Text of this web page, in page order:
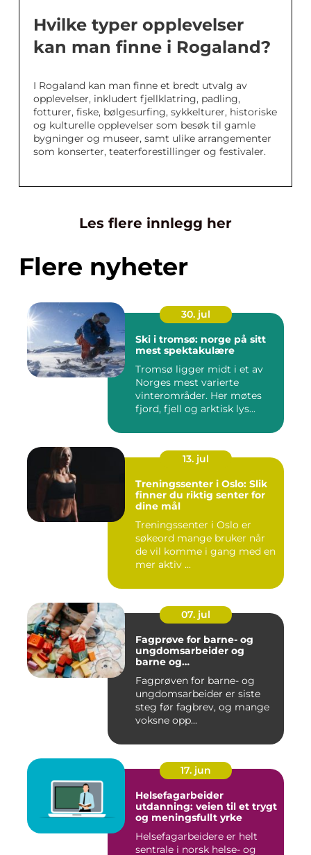
Hvilke typer opplevelser
kan man finne i Rogaland?
I Rogaland kan man finne et bredt utvalg av
opplevelser, inkludert fjellklatring, padling,
fotturer, fiske, bølgesurfing, sykkelturer, historiske
og kulturelle opplevelser som besøk til gamle
bygninger og museer, samt ulike arrangementer
som konserter, teaterforestillinger og festivaler.
Les flere innlegg her
Flere nyheter
30. jul
Ski i tromsø: norge på sitt
mest spektakulære
Tromsø ligger midt i et av
Norges mest varierte
vinterområder. Her møtes
fjord, fjell og arktisk lys...
13. jul
Treningssenter i Oslo: Slik
finner du riktig senter for
dine mål
Treningssenter i Oslo er
søkeord mange bruker når
de vil komme i gang med en
mer aktiv ...
07. jul
Fagprøve for barne- og
ungdomsarbeider og
barne og
og VG2
Fagprøven for barne- og
ungdomsarbeider er siste
steg før fagbrev, og mange
voksne opp...
17. jun
Helsefagarbeider
utdanning: veien til et trygt
og meningsfullt yrke
Helsefagarbeidere er helt
sentrale i norsk helse- og